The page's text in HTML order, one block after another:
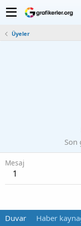
Üyeler
Son
Mesaj
1
Duvar Haber